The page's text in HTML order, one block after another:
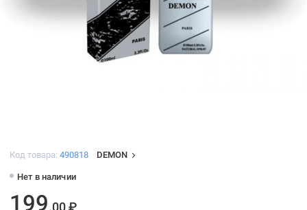
Код товара: 490818 DEMON
Нет в наличии
199.00 ₽